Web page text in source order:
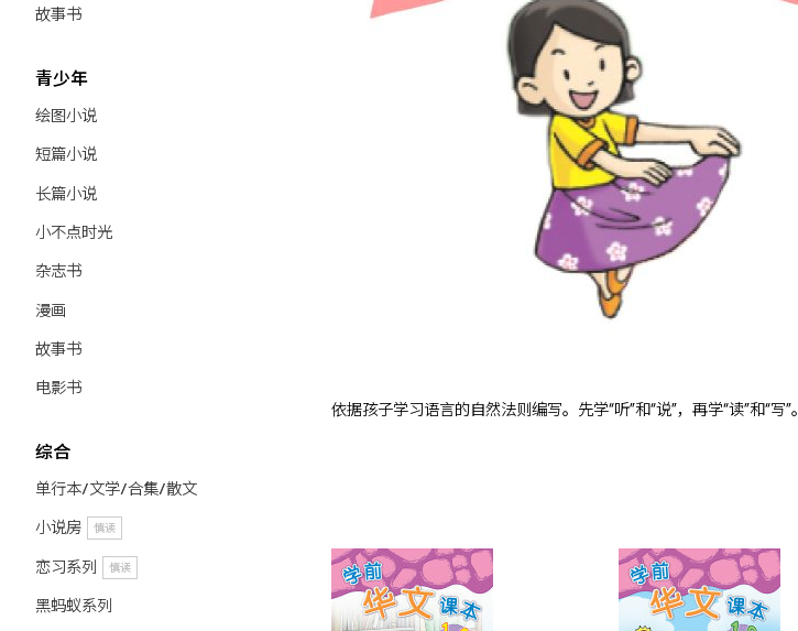
故事书
青少年
绘图小说
短篇小说
长篇小说
小不点时光
杂志书
漫画
故事书
电影书
综合
单行本/文学/合集/散文
小说房
慎读
恋习系列 慎读
黑蚂蚁系列
依据孩子学习语言的自然法则编写。先学“听”和“说”，再学“读”和“写”。